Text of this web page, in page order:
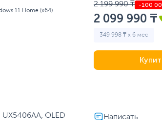
11 Home (x64)
2 199 990 ₸
2 099 990 ₸
349 998 ₸ x 6 мес
UX5406AA, OLED